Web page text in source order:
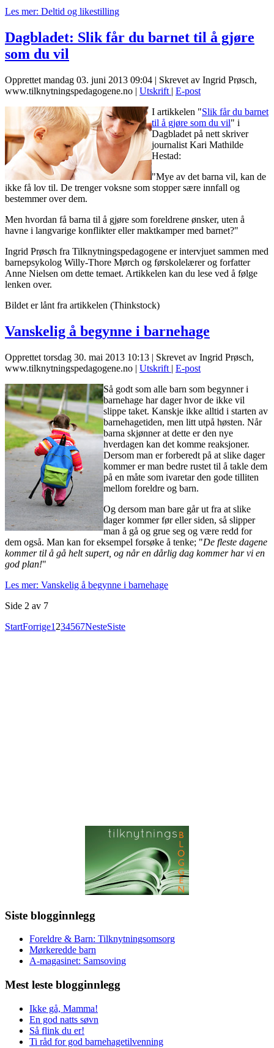
Les mer: Deltid og likestilling
Dagbladet: Slik får du barnet til å gjøre
som du vil
Opprettet mandag 03. juni 2013 09:04 | Skrevet av Ingrid Prøsch,
www.tilknytningspedagogene.no | Utskrift | E-post
I artikkelen "Slik får du barnet
til å gjøre som du vil" i
Dagbladet på nett skriver
journalist Kari Mathilde
Hestad:
"Mye av det barna vil, kan de
ikke få lov til. De trenger voksne som stopper sære innfall og
bestemmer over dem.
Men hvordan få barna til å gjøre som foreldrene ønsker, uten å
havne i langvarige konflikter eller maktkamper med barnet?"
Ingrid Prøsch fra Tilknytningspedagogene er intervjuet sammen med
barnepsykolog Willy-Thore Mørch og førskolelærer og forfatter
Anne Nielsen om dette temaet. Artikkelen kan du lese ved å følge
lenken over.
Bildet er lånt fra artikkelen (Thinkstock)
Vanskelig å begynne i barnehage
Opprettet torsdag 30. mai 2013 10:13 | Skrevet av Ingrid Prøsch,
www.tilknytningspedagogene.no | Utskrift | E-post
Så godt som alle barn som begynner i
barnehage har dager hvor de ikke vil
slippe taket. Kanskje ikke alltid i starten av
barnehagetiden, men litt utpå høsten. Når
barna skjønner at dette er den nye
hverdagen kan det komme reaksjoner.
Dersom man er forberedt på at slike dager
kommer er man bedre rustet til å takle dem
på en måte som ivaretar den gode tilliten
mellom foreldre og barn.
Og dersom man bare går ut fra at slike
dager kommer før eller siden, så slipper
man å gå og grue seg og være redd for
dem også. Man kan for eksempel forsøke å tenke; "De fleste dagene
kommer til å gå helt supert, og når en dårlig dag kommer har vi en
god plan!"
Les mer: Vanskelig å begynne i barnehage
Side 2 av 7
StartForrige1 234567NesteSiste
Siste blogginnlegg
Foreldre & Barn: Tilknytningsomsorg
Mørkeredde barn
A-magasinet: Samsoving
Mest leste blogginnlegg
Ikke gå, Mamma!
En god natts søvn
Så flink du er!
Ti råd for god barnehagetilvenning